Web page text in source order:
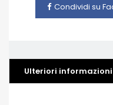
Condividi su
Ulteriori informazioni